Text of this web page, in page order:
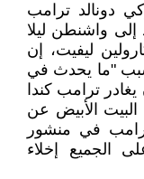
دونالد ترامب
واشنطن ليلا
ليفيت، إن
"ما يحدث في
ترامب كندا
البيت الأبيض عن
في منشور
الجميع إخلاء